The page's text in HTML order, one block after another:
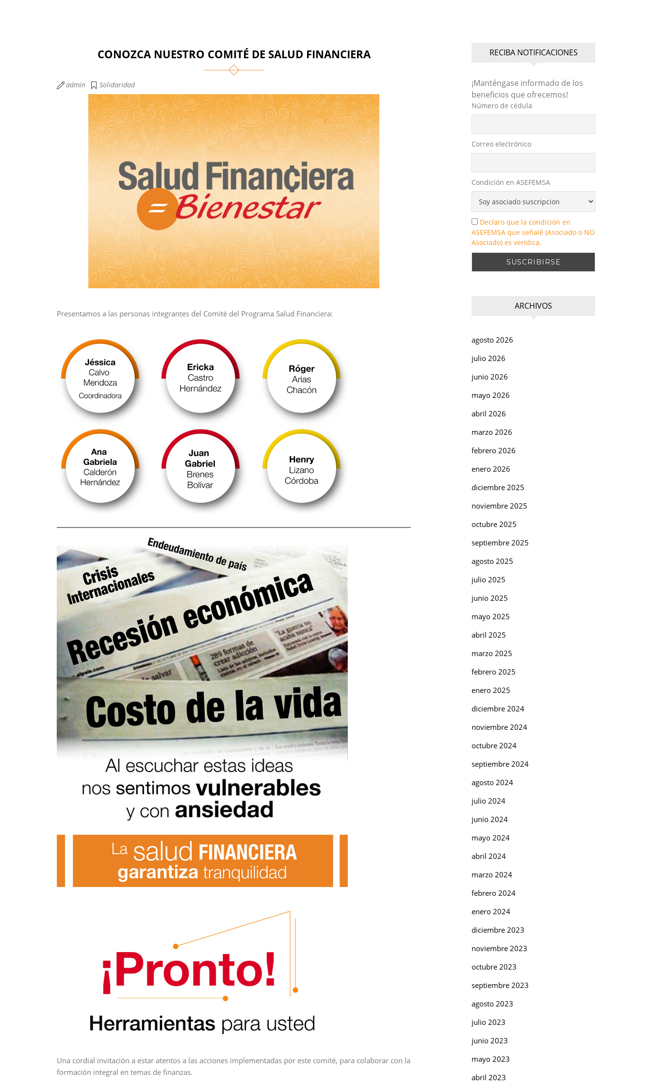
CONOZCA NUESTRO COMITÉ DE SALUD FINANCIERA
admin Solidaridad
Presentamos a las personas integrantes del Comité del Programa Salud Financiera:
Una cordial invitación a estar atentos a las acciones implementadas por este comité, para colaborar con la
formación integral en temas de finanzas.
RECIBA NOTIFICACIONES
¡Manténgase informado de los
beneficios que ofrecemos!
Número de cédula
Correo electrónico
Condición en ASEFEMSA
Declaro que la condición en
ASEFEMSA que señalé (Asociado o NO
Asociado) es verídica.
ARCHIVOS
agosto 2026
julio 2026
junio 2026
mayo 2026
abril 2026
marzo 2026
febrero 2026
enero 2026
diciembre 2025
noviembre 2025
octubre 2025
septiembre 2025
agosto 2025
julio 2025
junio 2025
mayo 2025
abril 2025
marzo 2025
febrero 2025
enero 2025
diciembre 2024
noviembre 2024
octubre 2024
septiembre 2024
agosto 2024
julio 2024
junio 2024
mayo 2024
abril 2024
marzo 2024
febrero 2024
enero 2024
diciembre 2023
noviembre 2023
octubre 2023
septiembre 2023
agosto 2023
julio 2023
junio 2023
mayo 2023
abril 2023